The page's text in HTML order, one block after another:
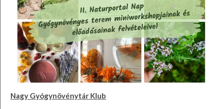
Nagy Gyógynövénytár Klub